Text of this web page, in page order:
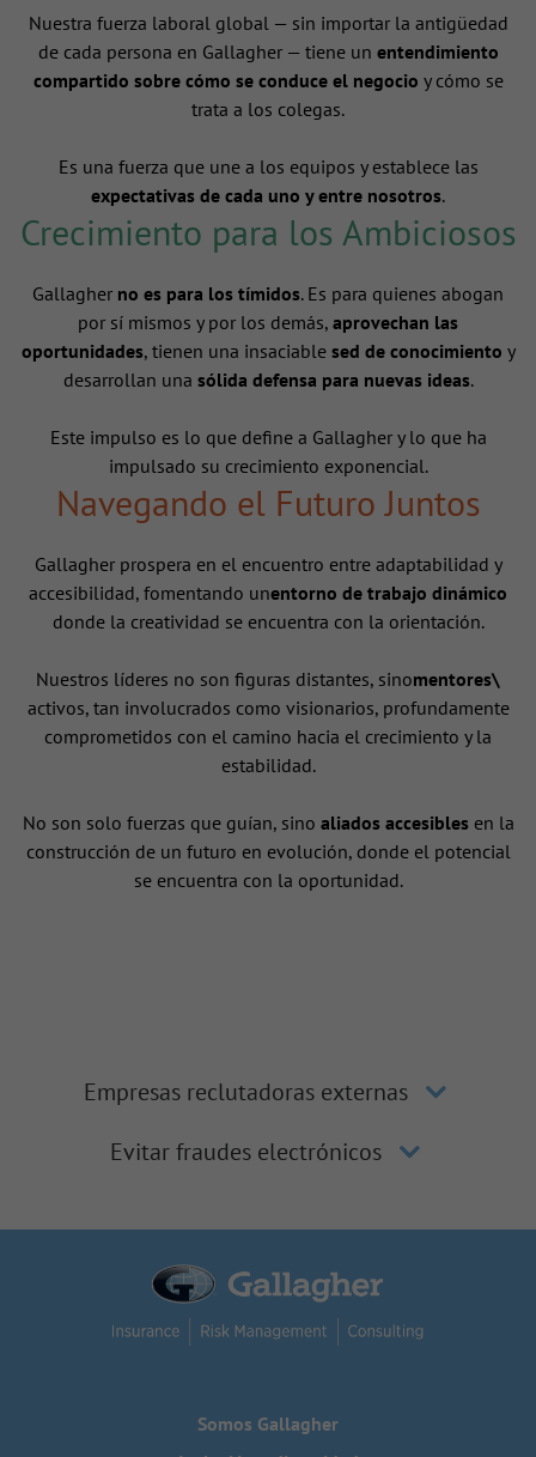
Nuestra fuerza laboral global — sin importar la antigüedad
de cada persona en Gallagher — tiene un entendimiento
compartido sobre cómo se conduce el negocio y cómo se
trata a los colegas.
Es una fuerza que une a los equipos y establece las
expectativas de cada uno y entre nosotros.
Crecimiento para los Ambiciosos
Gallagher no es para los tímidos. Es para quienes abogan
por sí mismos y por los demás, aprovechan las
oportunidades, tienen una insaciable sed de conocimiento y
desarrollan una sólida defensa para nuevas ideas.
Este impulso es lo que define a Gallagher y lo que ha
impulsado su crecimiento exponencial.
Navegando el Futuro Juntos
Gallagher prospera en el encuentro entre adaptabilidad y
accesibilidad, fomentando unentorno de trabajo dinámico
donde la creatividad se encuentra con la orientación.
Nuestros líderes no son figuras distantes, sinomentores\
activos, tan involucrados como visionarios, profundamente
comprometidos con el camino hacia el crecimiento y la
estabilidad.
No son solo fuerzas que guían, sino aliados accesiblesen la
construcción de un futuro en evolución, donde el potencial
se encuentra con la oportunidad.
Empresas reclutadoras externas
Evitar fraudes electrónicos
Somos Gallagher